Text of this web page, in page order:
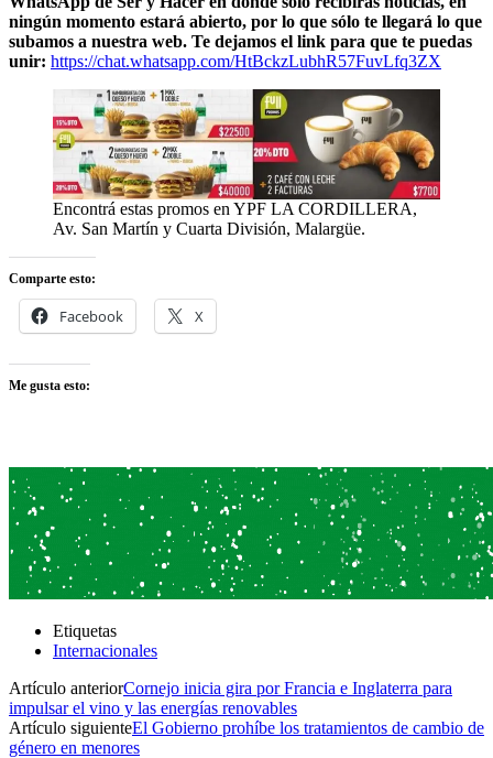
ningún momento estará abierto, por lo que sólo te llegará lo que
subamos a nuestra web. Te dejamos el link para que te puedas
unir: https://chat.whatsapp.com/HtBckzLubhR57FuvLfq3ZX
Encontrá estas promos en YPF LA CORDILLERA,
Av. San Martín y Cuarta División, Malargüe.
Comparte esto:
Facebook X
Me gusta esto:
Etiquetas
Internacionales
Artículo anteriorCornejo inicia gira por Francia e Inglaterra para
impulsar el vino y las energías renovables
Artículo siguienteEl Gobierno prohíbe los tratamientos de cambio de
género en menores